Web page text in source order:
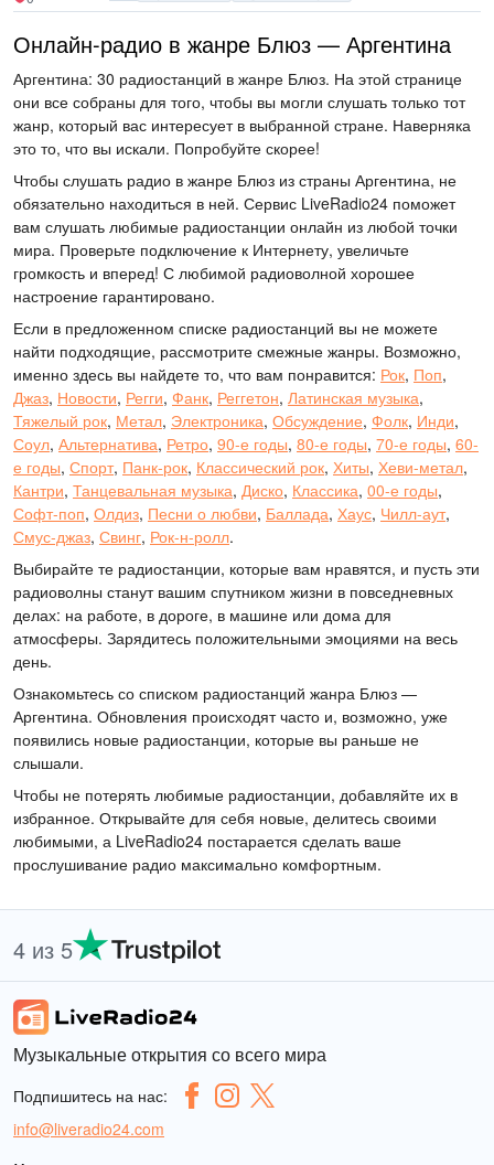
Онлайн-радио в жанре Блюз — Аргентина
Аргентина: 30 радиостанций в жанре Блюз. На этой странице
они все собраны для того, чтобы вы могли слушать только тот
жанр, который вас интересует в выбранной стране. Наверняка
это то, что вы искали. Попробуйте скорее!
Чтобы слушать радио в жанре Блюз из страны Аргентина, не
обязательно находиться в ней. Сервис LiveRadio24 поможет
вам слушать любимые радиостанции онлайн из любой точки
мира. Проверьте подключение к Интернету, увеличьте
громкость и вперед! С любимой радиоволной хорошее
настроение гарантировано.
Если в предложенном списке радиостанций вы не можете
найти подходящие, рассмотрите смежные жанры. Возможно,
именно здесь вы найдете то, что вам понравится: Рок, Поп,
Джаз, Новости, Регги, Фанк, Реггетон, Латинская музыка,
Тяжелый рок, Метал, Электроника, Обсуждение, Фолк, Инди,
Соул, Альтернатива, Ретро, 90-е годы, 80-е годы, 70-е годы, 60-
е годы, Спорт, Панк-рок, Классический рок, Хиты, Хеви-метал,
Кантри, Танцевальная музыка, Диско, Классика, 00-е годы,
Софт-поп, Олдиз, Песни о любви, Баллада, Хаус, Чилл-аут,
Смус-джаз, Свинг, Рок-н-ролл.
Выбирайте те радиостанции, которые вам нравятся, и пусть эти
радиоволны станут вашим спутником жизни в повседневных
делах: на работе, в дороге, в машине или дома для
атмосферы. Зарядитесь положительными эмоциями на весь
день.
Ознакомьтесь со списком радиостанций жанра Блюз —
Аргентина. Обновления происходят часто и, возможно, уже
появились новые радиостанции, которые вы раньше не
слышали.
Чтобы не потерять любимые радиостанции, добавляйте их в
избранное. Открывайте для себя новые, делитесь своими
любимыми, а LiveRadio24 постарается сделать ваше
прослушивание радио максимально комфортным.
4 из 5
Музыкальные открытия со всего мира
Подпишитесь на нас:
info@liveradio24.com